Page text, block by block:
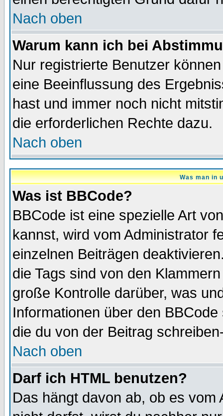
Nach oben
Warum kann ich bei
Nur registrierte Benutzer
eine Beeinflussung des
hast und immer noch nicht
die erforderlichen Rechte dazu.
Nach oben
Was man in
Was ist BBCode?
BBCode ist eine spezielle Art
kannst, wird vom Administrator
einzelnen Beiträgen
die Tags sind von den
große Kontrolle darüber, was
Informationen über den
die du von der Beitrag
Nach oben
Darf ich HTML benutzen?
Das hängt davon ab, ob es